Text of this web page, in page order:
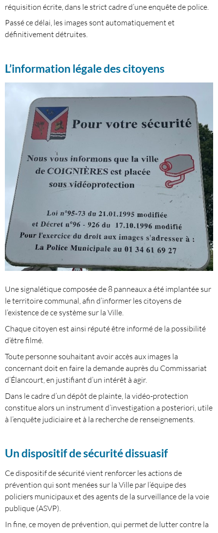
réquisition écrite, dans le strict cadre d’une enquête de police.
Passé ce délai, les images sont automatiquement et
définitivement détruites.
L’information légale des citoyens
Une signalétique composée de 8 panneaux a été implantée sur
le territoire communal, afin d’informer les citoyens de
l’existence de ce système sur la Ville.
Chaque citoyen est ainsi réputé être informé de la possibilité
d’être filmé.
Toute personne souhaitant avoir accès aux images la
concernant doit en faire la demande auprès du Commissariat
d’Élancourt, en justifiant d’un intérêt à agir.
Dans le cadre d’un dépôt de plainte, la vidéo-protection
constitue alors un instrument d’investigation a posteriori, utile
à l’enquête judiciaire et à la recherche de renseignements.
Un dispositif de sécurité dissuasif
Ce dispositif de sécurité vient renforcer les actions de
prévention qui sont menées sur la Ville par l’équipe des
policiers municipaux et des agents de la surveillance de la voie
publique (ASVP).
In fine, ce moyen de prévention, qui permet de lutter contre la